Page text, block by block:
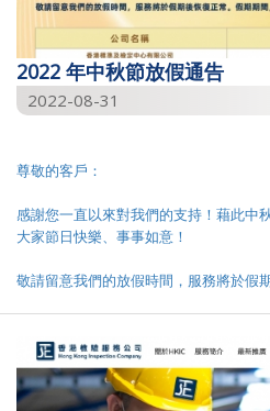
2022 年中秋節放假通告
2022-08-31
尊敬的客戶：
感謝您一直以來對我們的支持！藉此中
大家節日快樂、事事如意！
敬請留意我們的放假時間，服務將於假